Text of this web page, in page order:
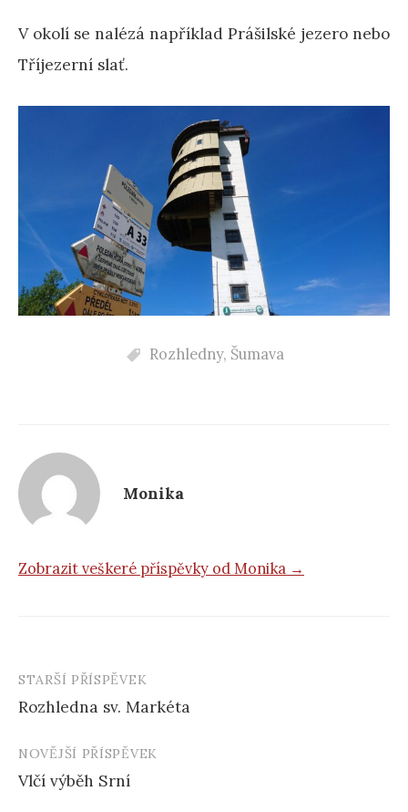
V okolí se nalézá například Prášilské jezero nebo
Tříjezerní slať.
Rozhledny, Šumava
Monika
Zobrazit veškeré příspěvky od Monika →
Navigace
příspěvku
STARŠÍ PŘÍSPĚVEK
Rozhledna sv. Markéta
NOVĚJŠÍ PŘÍSPĚVEK
Vlčí výběh Srní